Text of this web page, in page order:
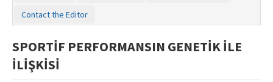
Editorial Board
Contact the Editor
SPORTİF PERFORMANSIN GENETİK İLE
İLİŞKİSİ